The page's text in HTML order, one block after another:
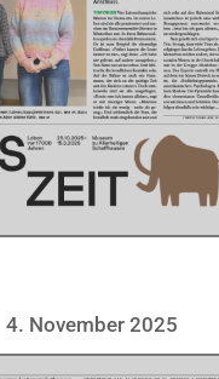
4. November 2025